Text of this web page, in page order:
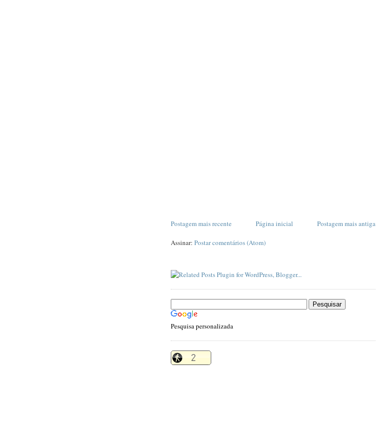
Postagem mais recente Postagem mais antiga
Página inicial
Assinar: Postar comentários (Atom)
Pesquisa personalizada